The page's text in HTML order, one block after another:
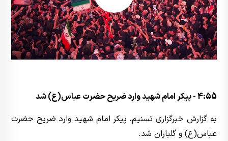
4:55 - پیکر امام شهید وارد ضریح حضرت عباس(ع) شد
به گزارش خبرگزاری تسنیم، پیکر امام شهید وارد ضریح حضرت
عباس(ع) و گلباران شد.